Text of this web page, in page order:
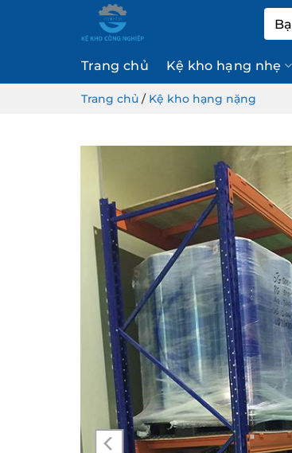
kiếm:
Trang chủ Kệ kho hạng nhẹ
Trang chủ / Kệ kho hạng nặng